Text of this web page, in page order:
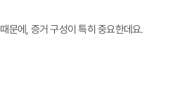
문에, 증거 구성이 특히 중요한데요.